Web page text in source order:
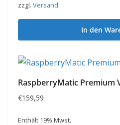
zzgl. Versand
In den
RaspberryMatic Premium
€159,59
Enthält 19% Mwst.